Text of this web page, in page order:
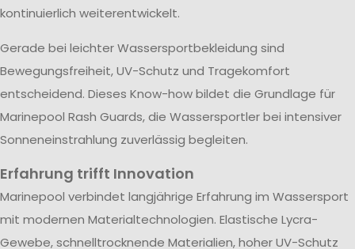
kontinuierlich weiterentwickelt.
Gerade bei leichter Wassersportbekleidung sind
Bewegungsfreiheit, UV-Schutz und Tragekomfort
entscheidend. Dieses Know-how bildet die Grundlage für
Marinepool Rash Guards, die Wassersportler bei intensiver
Sonneneinstrahlung zuverlässig begleiten.
Erfahrung trifft Innovation
Marinepool verbindet langjährige Erfahrung im Wassersport
mit modernen Materialtechnologien. Elastische Lycra-
Gewebe, schnelltrocknende Materialien, hoher UV-Schutz